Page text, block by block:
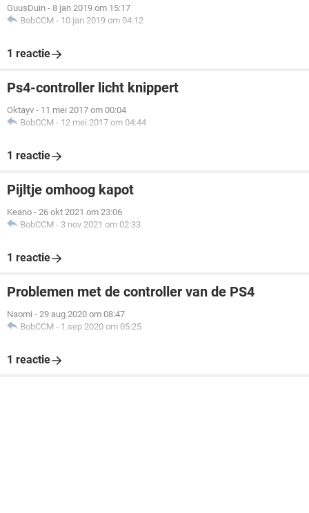
GuusDuin - 8 jan 2019 om 15:17
BobCCM - 10 jan 2019 om 04:12
1 reactie
Ps4-controller licht knippert
Oktayv - 11 mei 2017 om 00:04
BobCCM - 12 mei 2017 om 04:44
1 reactie
Pijltje omhoog kapot
Keano - 26 okt 2021 om 23:06
BobCCM - 3 nov 2021 om 02:33
1 reactie
Problemen met de controller van de PS4
Naomi - 29 aug 2020 om 08:47
BobCCM - 1 sep 2020 om 05:25
1 reactie